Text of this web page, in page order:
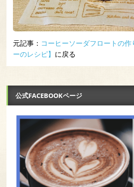
元記事： コーヒーソーダフロートの
ーのレシピ】 に戻る
公式FACEBOOKページ